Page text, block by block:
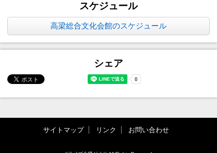
スケジュール
高梁総合文化会館のスケジュール
シェア
サイトマップ リンク お問い合わせ